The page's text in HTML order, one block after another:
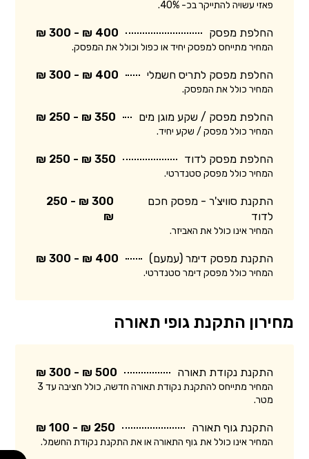
פאזי עשויה להתייקר בכ- 40%.
החלפת מפסק 400 ₪ - 300 ₪
המחיר מתייחס למפסק יחיד או כפול וכולל את המפסק.
החלפת מפסק לתריס חשמלי 400 ₪ - 300 ₪
המחיר כולל את המפסק.
החלפת מפסק / שקע מוגן מים 350 ₪ - 250 ₪
המחיר כולל מפסק / שקע יחיד.
החלפת מפסק לדוד 350 ₪ - 250 ₪
המחיר כולל מפסק סטנדרטי.
התקנת סוויצ'ר - מפסק חכם
לדוד
300 ₪ - 250
₪
המחיר אינו כולל את האביזר.
התקנת מפסק דימר (עמעם) 400 ₪ - 300 ₪
המחיר כולל מפסק דימר סטנדרטי.
מחירון התקנת גופי תאורה
התקנת נקודת תאורה 500 ₪ - 300 ₪
המחיר מתייחס להתקנת נקודת תאורה חדשה, כולל חציבה עד 3
מטר.
התקנת גוף תאורה 250 ₪ - 100 ₪
המחיר אינו כולל את גוף התאורה או את התקנת נקודת החשמל.